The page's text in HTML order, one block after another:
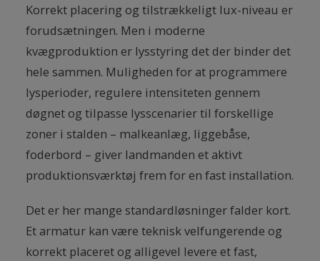
Korrekt placering og tilstrækkeligt lux-niveau er
forudsætningen. Men i moderne
kvægproduktion er lysstyring det der binder det
hele sammen. Muligheden for at programmere
lysperioder, regulere intensiteten gennem
døgnet og tilpasse lysscenarier til forskellige
zoner i stalden – malkeanlæg, liggebåse,
foderbord – giver landmanden et aktivt
produktionsværktøj frem for en fast installation.
Det er her mange standardløsninger falder kort.
Et armatur kan være teknisk velfungerende og
korrekt placeret og alligevel levere et fast,